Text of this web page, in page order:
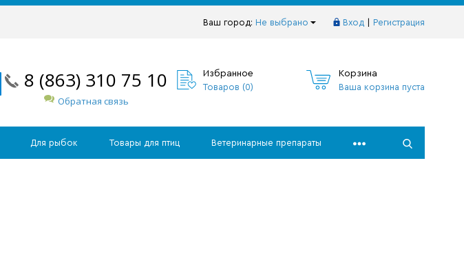
Ваш город: Не выбрано Вход Регистрация
8 (863) 310 75 10
Обратная связь
Избранное
Товаров (0)
Корзина
Ваша корзина пуста
Для рыбок Товары для птиц Ветеринарные препараты